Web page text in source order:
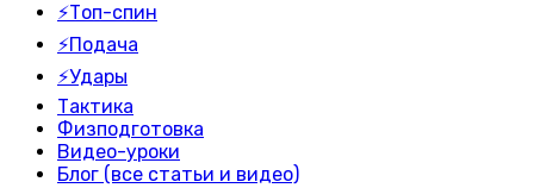
⚡Топ-спин
⚡Подача
⚡Удары
Тактика
Физподготовка
Видео-уроки
Блог (все статьи и видео)